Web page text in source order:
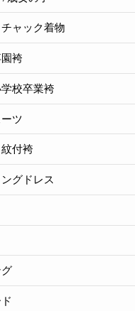
ャック着物
袴
校卒業袴
ツ
付袴
グドレス